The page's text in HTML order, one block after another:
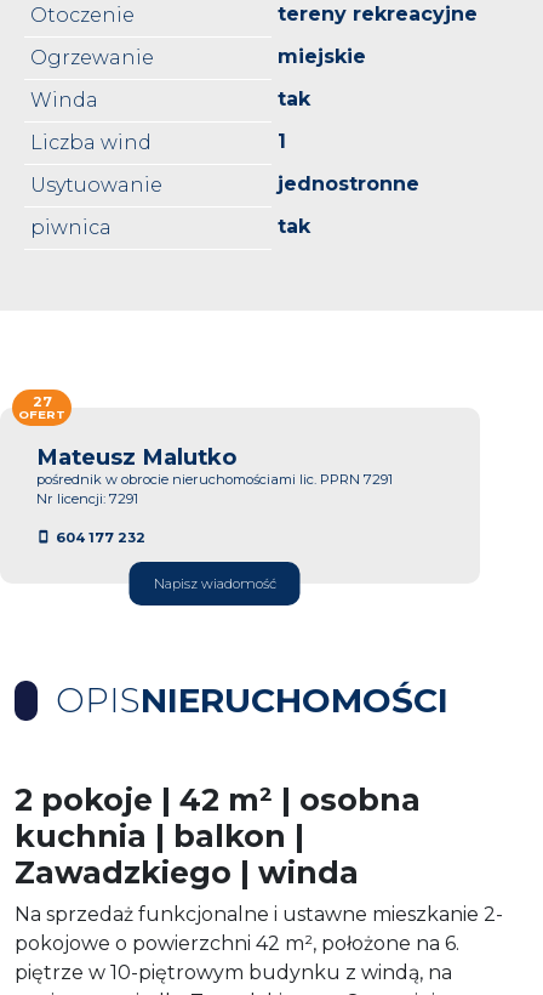
Otoczenie
tereny rekreacyjne
Ogrzewanie
miejskie
Winda
tak
Liczba wind
1
Usytuowanie
jednostronne
piwnica
tak
Mateusz Malutko
pośrednik w obrocie nieruchomościami lic. PPRN 7291
Nr licencji: 7291
604 177 232
Napisz wiadomość
27
OFERT
OPISNIERUCHOMOŚCI
2 pokoje | 42 m² | osobna
kuchnia | balkon |
Zawadzkiego | winda
Na sprzedaż funkcjonalne i ustawne mieszkanie 2-
pokojowe o powierzchni 42 m², położone na 6.
piętrze w 10-piętrowym budynku z windą, na